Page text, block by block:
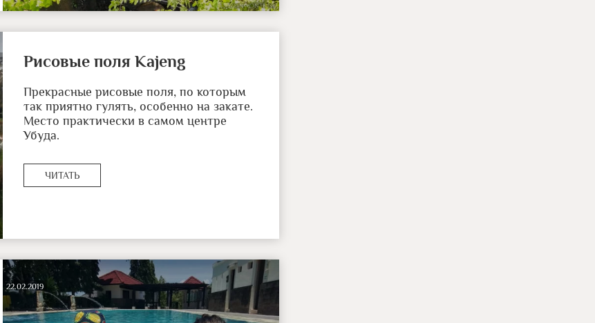
Рисовые поля Kajeng
Прекрасные рисовые поля, по которым
так приятно гулять, особенно на закате.
Место практически в самом центре
Убуда.
ЧИТАТЬ
22.02.2019